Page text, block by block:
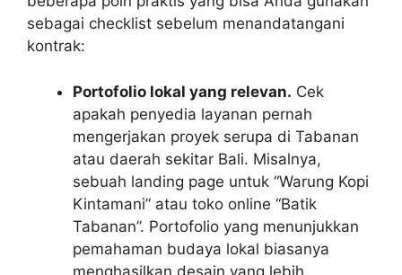
sebagai checklist sebelum menandatangani
kontrak:
Portofolio lokal yang relevan. Cek
apakah penyedia layanan pernah
mengerjakan proyek serupa di Tabanan
atau daerah sekitar Bali. Misalnya,
sebuah landing page untuk “Warung Kopi
Kintamani” atau toko online “Batik
Tabanan”. Portofolio yang menunjukkan
pemahaman budaya lokal biasanya
menghasilkan desain yang lebih